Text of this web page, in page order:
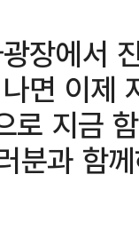
장에서
면 이제
로 지금
분과 함